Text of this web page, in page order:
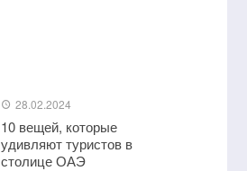
28.02.2024
10 вещей, которые
удивляют туристов в
столице ОАЭ